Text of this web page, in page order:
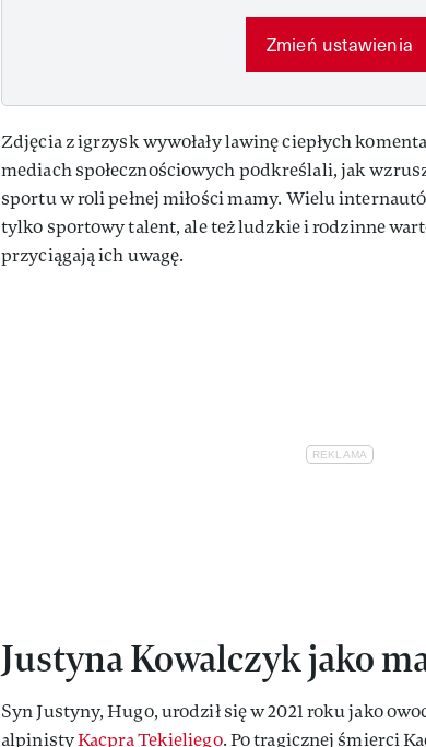
Zmień ustawienia
Zdjęcia z igrzysk wywołały lawinę ciepłych
mediach społecznościowych podkreślali, jak
sportu w roli pełnej miłości mamy. Wielu
tylko sportowy talent, ale też ludzkie i rodzinne
przyciągają ich uwagę.
Justyna Kowalczyk jako
Syn Justyny, Hugo, urodził się w 2021 roku jako
alpinistyKacpra Tekieliego. Po tragicznej śmierci